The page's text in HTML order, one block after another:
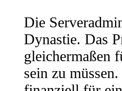
Die
Dynastie. Das
gleichermaßen
sein zu